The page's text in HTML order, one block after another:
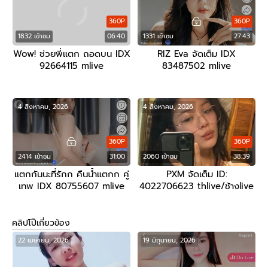
1832 เข้าชม 06:40
360P
Wow! ช่วยพี่แตก ถอดบน IDX
92664115 mlive
1331 เข้าชม 27:43
360P
RIZ Eva จัดเต็ม IDX
83487502 mlive
2414 เข้าชม 31:00
360P
4 สิงหาคม, 2026
แตกกันนะที่รักก คืนน้ำแตกก คู่
เทพ IDX 80755607 mlive
2060 เข้าชม 38:39
360P
4 สิงหาคม, 2026
PXM จัดเต็ม ID:
4022706623 thlive/ช้างlive
คลิปโป๊เกี่ยวข้อง
22 เมษายน, 2026 19 มิถุนายน, 2026